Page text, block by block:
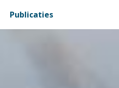
Publicaties